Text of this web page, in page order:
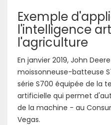
Exemple
l'intelligence
l'agriculture
En janvier 2019, John
moissonneuse-batteuse
série S700 équipée de la
artificielle qui permet
de la machine - au
Vegas.